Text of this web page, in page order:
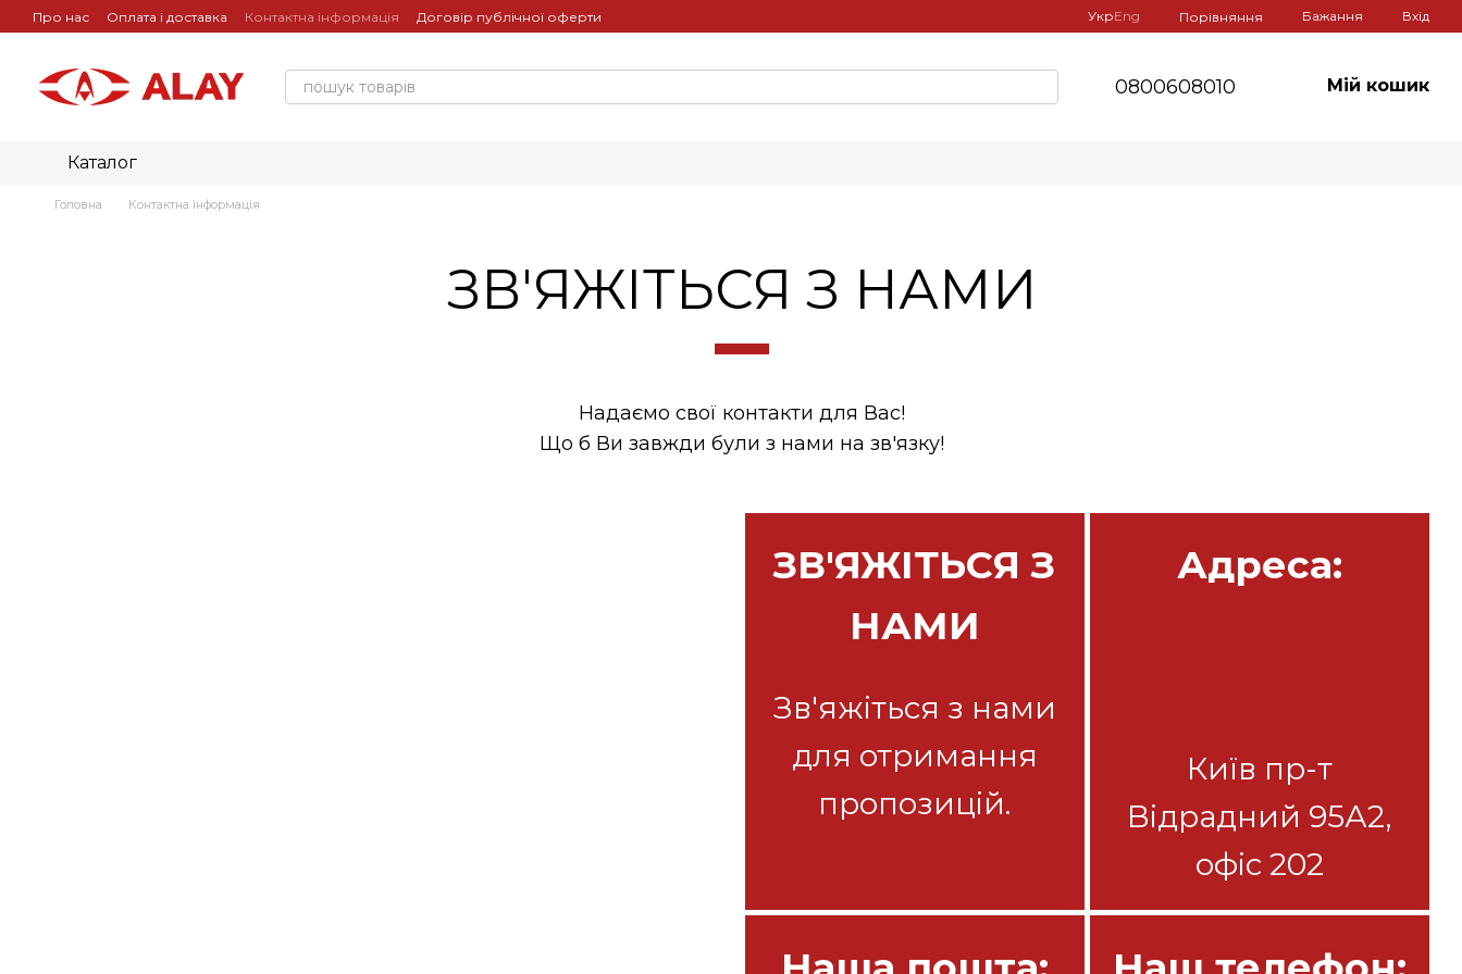
Перейти до основного контенту
Про нас Оплата і доставка Контактна інформація Договір публічної оферти УкрEng Порівняння Бажання Вхід
0800608010 Мій кошик
Каталог
Головна Контактна інформація
ЗВ'ЯЖІТЬСЯ З НАМИ
Надаємо свої контакти для Вас!
Що б Ви завжди були з нами на зв'язку!
ЗВ'ЯЖІТЬСЯ З
НАМИ
Зв'яжіться з нами
для отримання
пропозицій.
Адреса:
Київ пр-т
Відрадний 95А2,
офіс 202